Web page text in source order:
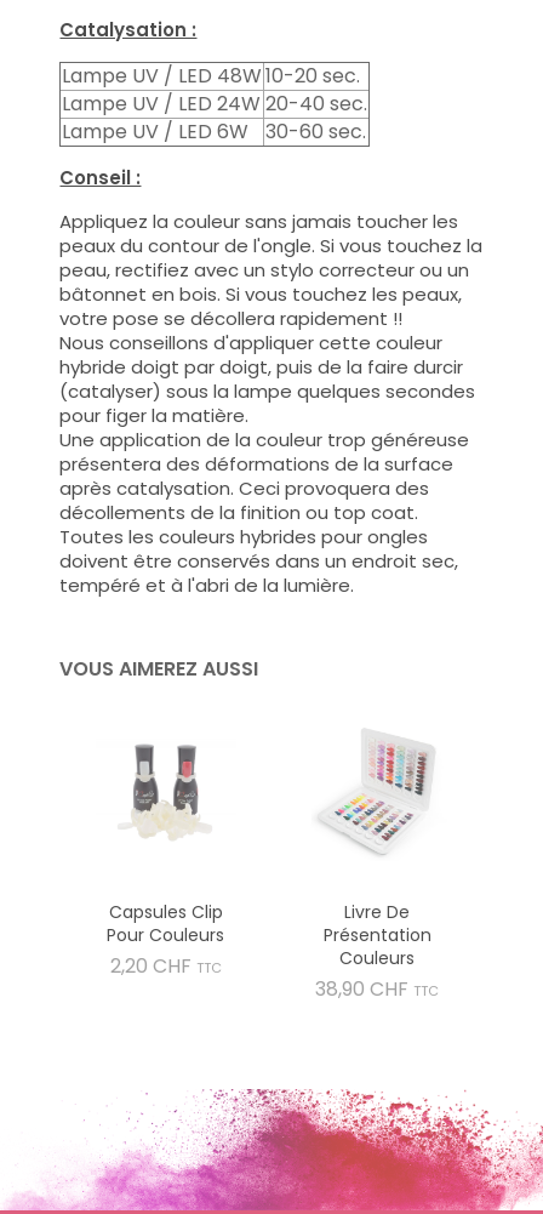
Catalysation :
Lampe UV / LED 48W10-20 sec.
Lampe UV / LED 24W 20-40 sec.
Lampe UV / LED 6W
30-60 sec.
Conseil :
Appliquez la couleur sans jamais toucher les
peaux du contour de l'ongle. Si vous touchez la
peau, rectifiez avec un stylo correcteur ou un
bâtonnet en bois. Si vous touchez les peaux,
votre pose se décollera rapidement !!
Nous conseillons d'appliquer cette couleur
hybride doigt par doigt, puis de la faire durcir
(catalyser) sous la lampe quelques secondes
pour figer la matière.
Une application de la couleur trop généreuse
présentera des déformations de la surface
après catalysation. Ceci provoquera des
décollements de la finition ou top coat.
Toutes les couleurs hybrides pour ongles
doivent être conservés dans un endroit sec,
tempéré et à l'abri de la lumière.
VOUS AIMEREZ AUSSI
Capsules Clip
Pour Couleurs
2,20 CHF Prix
TTC
Livre De
Présentation
Couleurs
38,90 CHF Prix
TTC